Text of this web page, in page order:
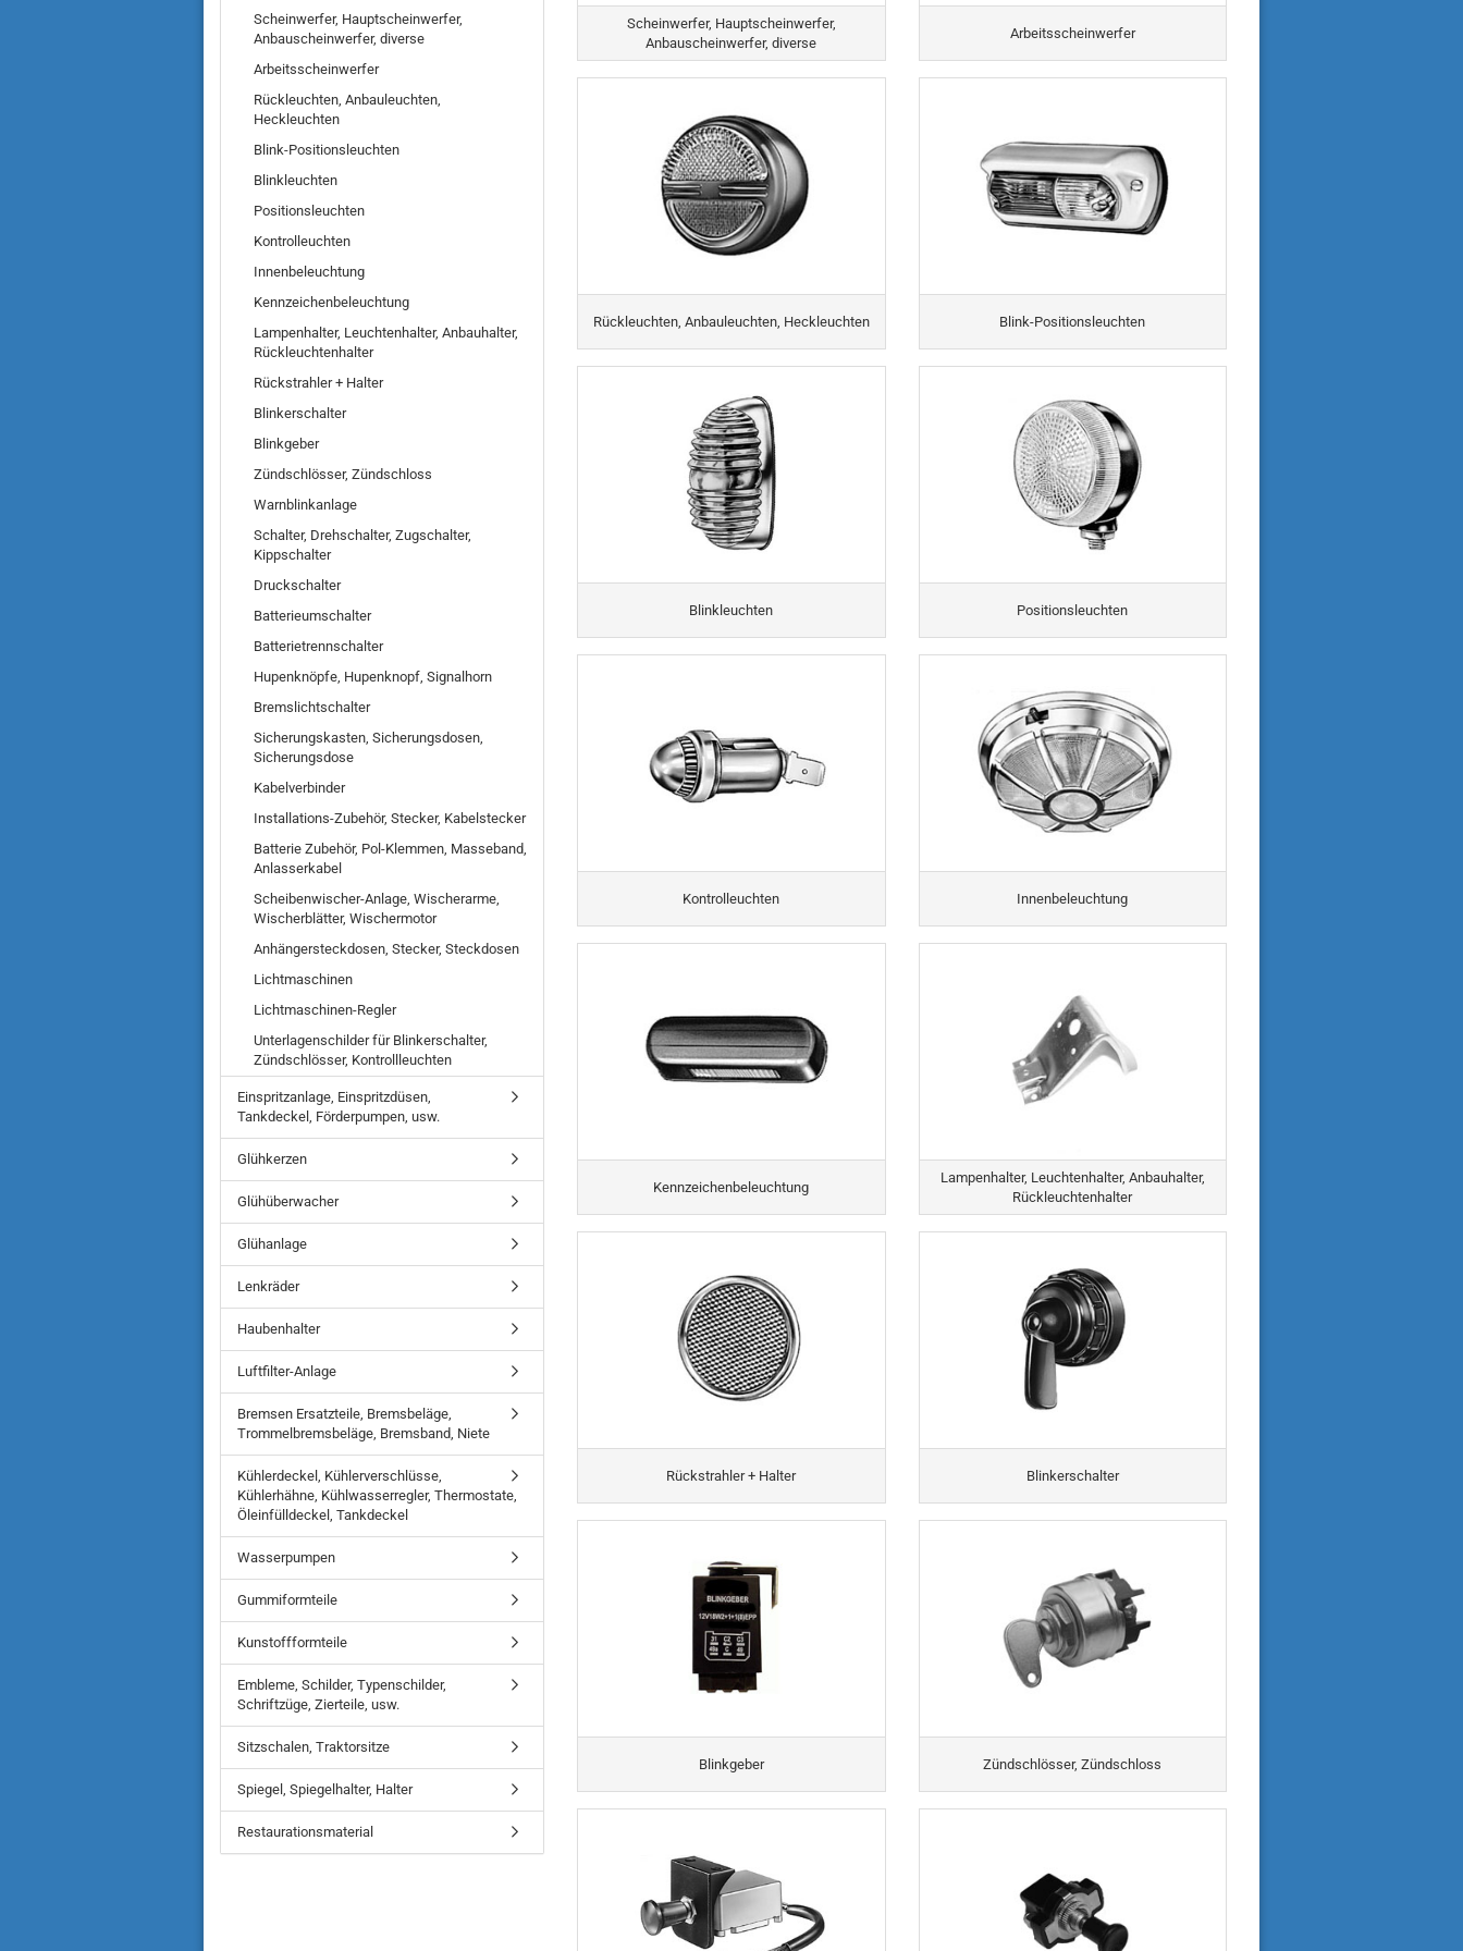
Scheinwerfer, Hauptscheinwerfer,
Anbauscheinwerfer, diverse
Arbeitsscheinwerfer
Rückleuchten, Anbauleuchten, Heckleuchten Blink-Positionsleuchten
Blinkleuchten Positionsleuchten
Kontrolleuchten Innenbeleuchtung
Kennzeichenbeleuchtung
Lampenhalter, Leuchtenhalter, Anbauhalter,
Rückleuchtenhalter
Rückstrahler + Halter Blinkerschalter
Blinkgeber Zündschlösser, Zündschloss
Scheinwerfer, Hauptscheinwerfer,
Anbauscheinwerfer, diverse
Arbeitsscheinwerfer
Rückleuchten, Anbauleuchten,
Heckleuchten
Blink-Positionsleuchten
Blinkleuchten
Positionsleuchten
Kontrolleuchten
Innenbeleuchtung
Kennzeichenbeleuchtung
Lampenhalter, Leuchtenhalter, Anbauhalter,
Rückleuchtenhalter
Rückstrahler + Halter
Blinkerschalter
Blinkgeber
Zündschlösser, Zündschloss
Warnblinkanlage
Schalter, Drehschalter, Zugschalter,
Kippschalter
Druckschalter
Batterieumschalter
Batterietrennschalter
Hupenknöpfe, Hupenknopf, Signalhorn
Bremslichtschalter
Sicherungskasten, Sicherungsdosen,
Sicherungsdose
Kabelverbinder
Installations-Zubehör, Stecker, Kabelstecker
Batterie Zubehör, Pol-Klemmen, Masseband,
Anlasserkabel
Scheibenwischer-Anlage, Wischerarme,
Wischerblätter, Wischermotor
Anhängersteckdosen, Stecker, Steckdosen
Lichtmaschinen
Lichtmaschinen-Regler
Unterlagenschilder für Blinkerschalter,
Zündschlösser, Kontrollleuchten
Einspritzanlage, Einspritzdüsen,
Tankdeckel, Förderpumpen, usw.
Glühkerzen
Glühüberwacher
Glühanlage
Lenkräder
Haubenhalter
Luftfilter-Anlage
Bremsen Ersatzteile, Bremsbeläge,
Trommelbremsbeläge, Bremsband, Niete
Kühlerdeckel, Kühlerverschlüsse,
Kühlerhähne, Kühlwasserregler, Thermostate,
Öleinfülldeckel, Tankdeckel
Wasserpumpen
Gummiformteile
Kunstoffformteile
Embleme, Schilder, Typenschilder,
Schriftzüge, Zierteile, usw.
Sitzschalen, Traktorsitze
Spiegel, Spiegelhalter, Halter
Restaurationsmaterial